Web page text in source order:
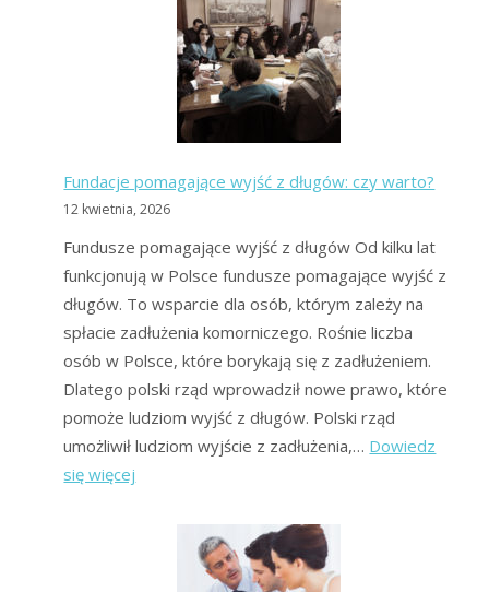
baz
–
polecane
na
Fundacje pomagające wyjść z długów: czy warto?
12 kwietnia, 2026
Fundusze pomagające wyjść z długów Od kilku lat
funkcjonują w Polsce fundusze pomagające wyjść z
długów. To wsparcie dla osób, którym zależy na
spłacie zadłużenia komorniczego. Rośnie liczba
osób w Polsce, które borykają się z zadłużeniem.
Dlatego polski rząd wprowadził nowe prawo, które
pomoże ludziom wyjść z długów. Polski rząd
umożliwił ludziom wyjście z zadłużenia,… Dowiedz
się więcej
pomagające